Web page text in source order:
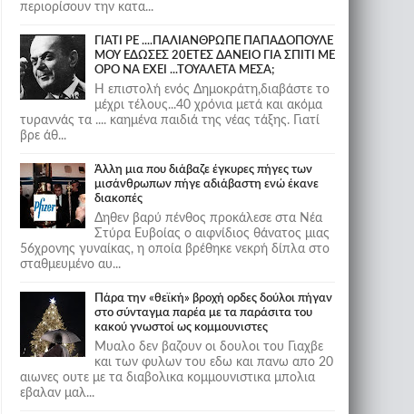
περιορίσουν την κατα...
ΓΙΑΤΙ ΡΕ ....ΠΑΛΙΑΝΘΡΩΠΕ ΠΑΠΑΔΟΠΟΥΛΕ
ΜΟΥ ΕΔΩΣΕΣ 20ΕΤΕΣ ΔΑΝΕΙΟ ΓΙΑ ΣΠΙΤΙ ΜΕ
ΟΡΟ ΝΑ ΕΧΕΙ ...ΤΟΥΑΛΕΤΑ ΜΕΣΑ;
Η επιστολή ενός Δημοκράτη,διαβάστε το
μέχρι τέλους...40 χρόνια μετά και ακόμα
τυραννάς τα .... καημένα παιδιά της νέας τάξης. Γιατί
βρε άθ...
Άλλη μια που διάβαζε έγκυρες πήγες των
μισάνθρωπων πήγε αδιάβαστη ενώ έκανε
διακοπές
Δηθεν βαρύ πένθος προκάλεσε στα Νέα
Στύρα Ευβοίας ο αιφνίδιος θάνατος μιας
56χρονης γυναίκας, η οποία βρέθηκε νεκρή δίπλα στο
σταθμευμένο αυ...
Πάρα την «θεϊκή» βροχή ορδες δούλοι πήγαν
στο σύνταγμα παρέα με τα παράσιτα του
κακού γνωστοί ως κομμουνιστες
Μυαλο δεν βαζουν οι δουλοι του Γιαχβε
και των φυλων του εδω και πανω απο 20
αιωνες ουτε με τα διαβολικα κομμουνιστικα μπολια
εβαλαν μαλ...